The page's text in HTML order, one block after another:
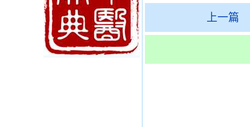
上一篇